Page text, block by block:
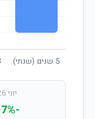
יוני 2026
-0.07%